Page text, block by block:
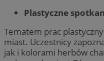
Plastyczne
Tematem prac
miast. Uczestnicy
jak i kolorami herbów